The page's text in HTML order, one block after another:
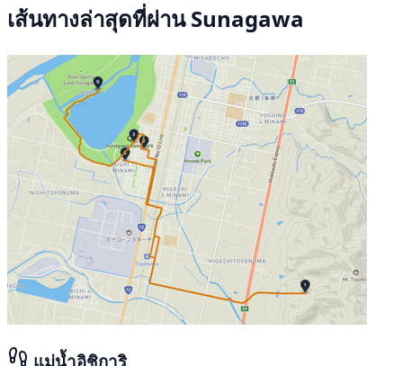
เส้นทางล่าสุดที่ผ่าน Sunagawa
แม่น้ำอิชิการิ